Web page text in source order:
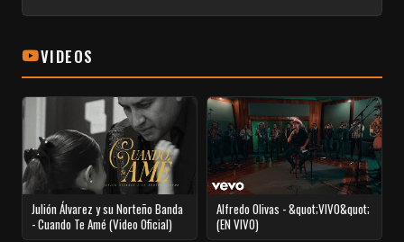
VIDEOS
Julión Álvarez y su Norteño Banda
- Cuando Te Amé (Video Oficial)
Alfredo Olivas - &quot;VIVO&quot;
(EN VIVO)